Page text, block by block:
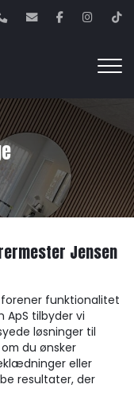
Jensen
funktionalitet
ApS tilbyder vi
løsninger til
du ønsker
eller
resultater, der